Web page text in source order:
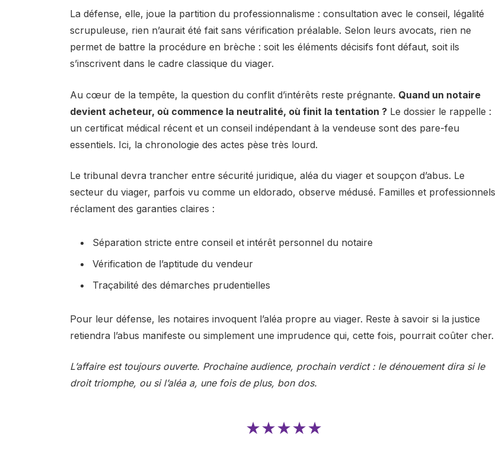
La défense, elle, joue la partition du professionnalisme : consultation avec le conseil, légalité
scrupuleuse, rien n’aurait été fait sans vérification préalable. Selon leurs avocats, rien ne
permet de battre la procédure en brèche : soit les éléments décisifs font défaut, soit ils
s’inscrivent dans le cadre classique du viager.
Au cœur de la tempête, la question du conflit d’intérêts reste prégnante. Quand un notaire
devient acheteur, où commence la neutralité, où finit la tentation ?Le dossier le rappelle :
un certificat médical récent et un conseil indépendant à la vendeuse sont des pare-feu
essentiels. Ici, la chronologie des actes pèse très lourd.
Le tribunal devra trancher entre sécurité juridique, aléa du viager et soupçon d’abus. Le
secteur du viager, parfois vu comme un eldorado, observe médusé. Familles et professionnels
réclament des garanties claires :
Séparation stricte entre conseil et intérêt personnel du notaire
Vérification de l’aptitude du vendeur
Traçabilité des démarches prudentielles
Pour leur défense, les notaires invoquent l’aléa propre au viager. Reste à savoir si la justice
retiendra l’abus manifeste ou simplement une imprudence qui, cette fois, pourrait coûter cher.
L’affaire est toujours ouverte. Prochaine audience, prochain verdict : le dénouement dira si le
droit triomphe, ou si l’aléa a, une fois de plus, bon dos.
★★★★★